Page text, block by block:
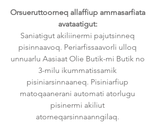
Orsueruttoorneq allaffiup ammasarfiata
avataatigut:
Saniatigut akiliinermi pajutsinneq
pisinnaavoq. Periarfissaavorli ulloq
unnuarlu Aasiaat Olie Butik-mi Butik no
3-milu ikummatissamik
pisiniarsinnaaneq. Pisiniarfiup
matoqaanerani automati atorlugu
pisinermi akiliut
atorneqarsinnaanngilaq.